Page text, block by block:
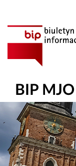
BIP